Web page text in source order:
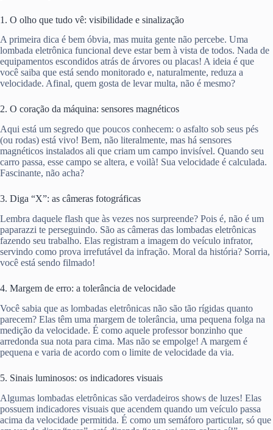
1. O olho que tudo vê: visibilidade e sinalização
A primeira dica é bem óbvia, mas muita gente não percebe. Uma
lombada eletrônica funcional deve estar bem à vista de todos. Nada de
equipamentos escondidos atrás de árvores ou placas! A ideia é que
você saiba que está sendo monitorado e, naturalmente, reduza a
velocidade. Afinal, quem gosta de levar multa, não é mesmo?
2. O coração da máquina: sensores magnéticos
Aqui está um segredo que poucos conhecem: o asfalto sob seus pés
(ou rodas) está vivo! Bem, não literalmente, mas há sensores
magnéticos instalados ali que criam um campo invisível. Quando seu
carro passa, esse campo se altera, e voilà! Sua velocidade é calculada.
Fascinante, não acha?
3. Diga “X”: as câmeras fotográficas
Lembra daquele flash que às vezes nos surpreende? Pois é, não é um
paparazzi te perseguindo. São as câmeras das lombadas eletrônicas
fazendo seu trabalho. Elas registram a imagem do veículo infrator,
servindo como prova irrefutável da infração. Moral da história? Sorria,
você está sendo filmado!
4. Margem de erro: a tolerância de velocidade
Você sabia que as lombadas eletrônicas não são tão rígidas quanto
parecem? Elas têm uma margem de tolerância, uma pequena folga na
medição da velocidade. É como aquele professor bonzinho que
arredonda sua nota para cima. Mas não se empolge! A margem é
pequena e varia de acordo com o limite de velocidade da via.
5. Sinais luminosos: os indicadores visuais
Algumas lombadas eletrônicas são verdadeiros shows de luzes! Elas
possuem indicadores visuais que acendem quando um veículo passa
acima da velocidade permitida. É como um semáforo particular, só que